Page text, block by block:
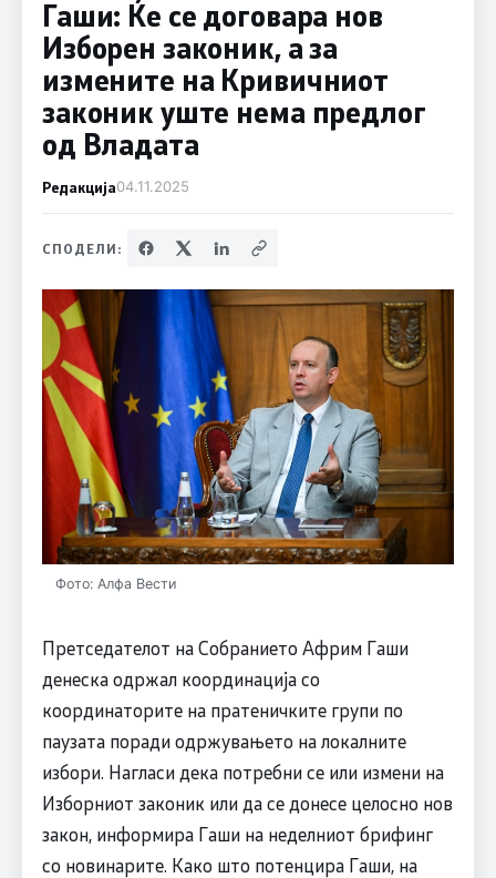
Гаши: Ќе се договара нов
Изборен законик, а за
измените на Кривичниот
законик уште нема предлог
од Владата
Редакција04.11.2025
СПОДЕЛИ:
Фото: Алфа Вести
Претседателот на Собранието Африм Гаши
денеска одржал координација со
координаторите на пратеничките групи по
паузата поради одржувањето на локалните
избори. Нагласи дека потребни се или измени на
Изборниот законик или да се донесе целосно нов
закон, информира Гаши на неделниот брифинг
со новинарите. Како што потенцира Гаши, на